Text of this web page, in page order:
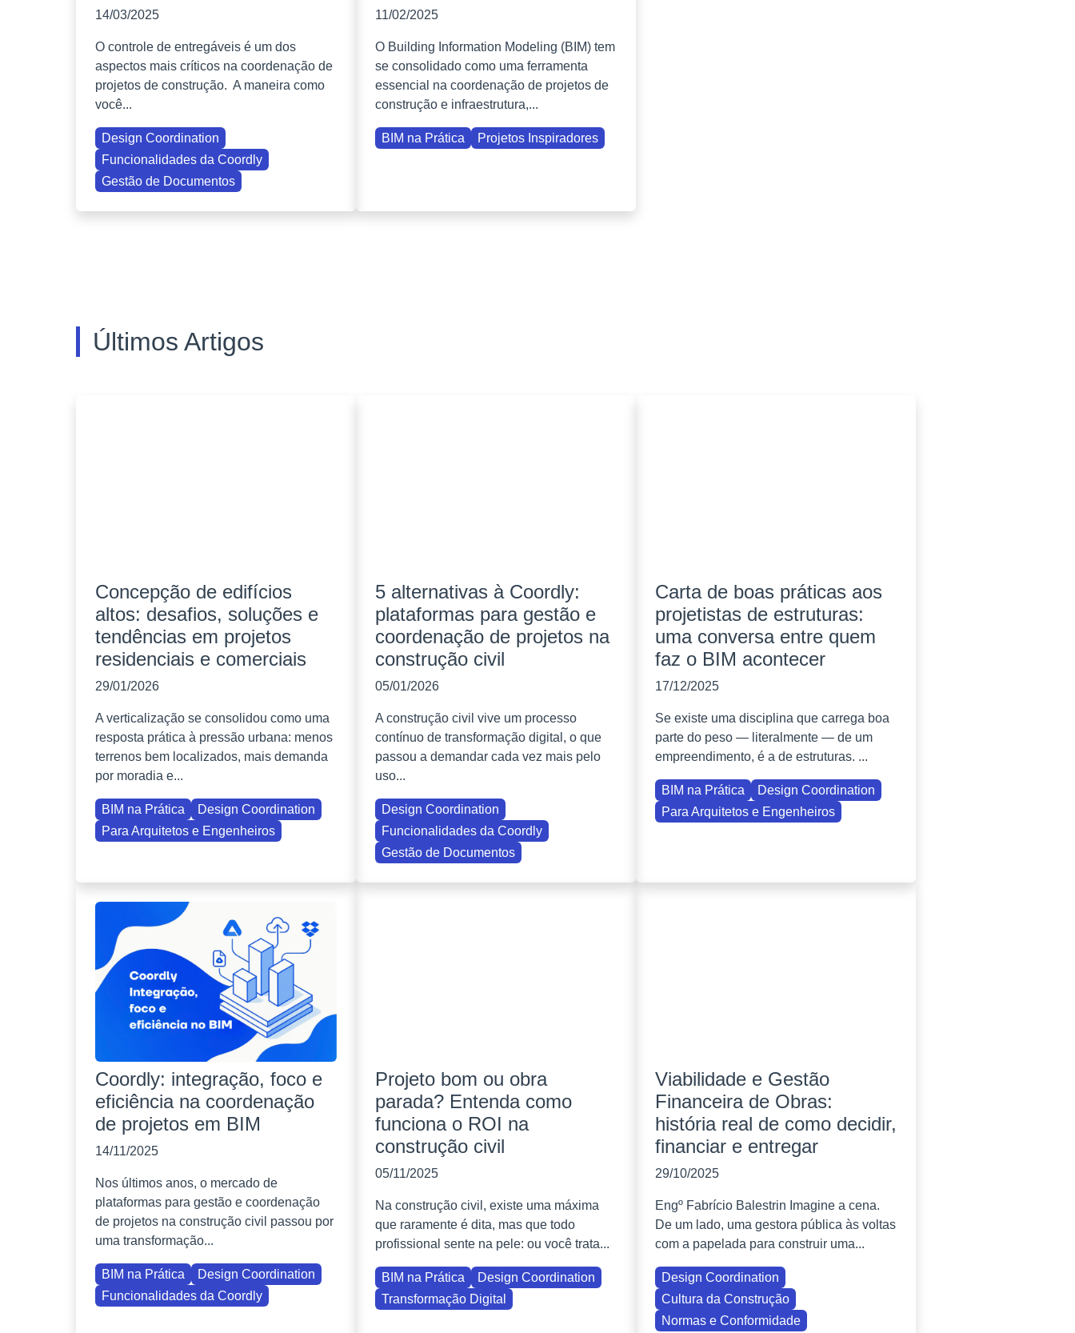
14/03/2025
O controle de entregáveis é um dos
aspectos mais críticos na coordenação de
projetos de construção. A maneira como
você...
Design Coordination
Funcionalidades da Coordly
Gestão de Documentos
11/02/2025
O Building Information Modeling (BIM) tem
se consolidado como uma ferramenta
essencial na coordenação de projetos de
construção e infraestrutura,...
BIM na Prática Projetos Inspiradores
Últimos Artigos
Concepção de edifícios
altos: desafios, soluções e
tendências em projetos
residenciais e comerciais
29/01/2026
A verticalização se consolidou como uma
resposta prática à pressão urbana: menos
terrenos bem localizados, mais demanda
por moradia e...
BIM na Prática
Design Coordination
Para Arquitetos e Engenheiros
5 alternativas à Coordly:
plataformas para gestão e
coordenação de projetos na
construção civil
05/01/2026
A construção civil vive um processo
contínuo de transformação digital, o que
passou a demandar cada vez mais pelo
uso...
Design Coordination
Funcionalidades da Coordly
Gestão de Documentos
Carta de boas práticas aos
projetistas de estruturas:
uma conversa entre quem
faz o BIM acontecer
17/12/2025
Se existe uma disciplina que carrega boa
parte do peso — literalmente — de um
empreendimento, é a de estruturas. ...
BIM na Prática
Design Coordination
Para Arquitetos e Engenheiros
Coordly: integração, foco e
eficiência na coordenação
de projetos em BIM
14/11/2025
Nos últimos anos, o mercado de
plataformas para gestão e coordenação
de projetos na construção civil passou por
uma transformação...
BIM na Prática
Design Coordination
Funcionalidades da Coordly
Projeto bom ou obra
parada? Entenda como
funciona o ROI na
construção civil
05/11/2025
Na construção civil, existe uma máxima
que raramente é dita, mas que todo
profissional sente na pele: ou você trata...
BIM na Prática
Design Coordination
Transformação Digital
Viabilidade e Gestão
Financeira de Obras:
história real de como decidir,
financiar e entregar
29/10/2025
Engº Fabrício Balestrin Imagine a cena.
De um lado, uma gestora pública às voltas
com a papelada para construir uma...
Design Coordination
Cultura da Construção
Normas e Conformidade